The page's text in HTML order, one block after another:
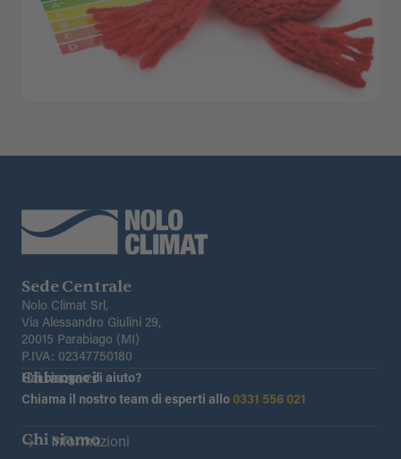
Sede Centrale
Nolo Climat Srl,
Via Alessandro Giulini 29,
20015 Parabiago (MI)
P.IVA: 02347750180
Chiamaci
Hai bisogno di aiuto?
Chiama il nostro team di esperti allo 0331 556 021
Chi siamo
Informazioni